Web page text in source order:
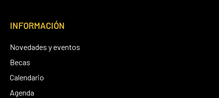
INFORMACIÓN
Novedades y eventos
Becas
Calendario
Agenda